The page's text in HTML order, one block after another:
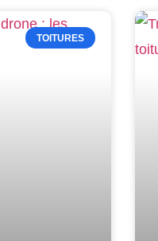
TOITURES